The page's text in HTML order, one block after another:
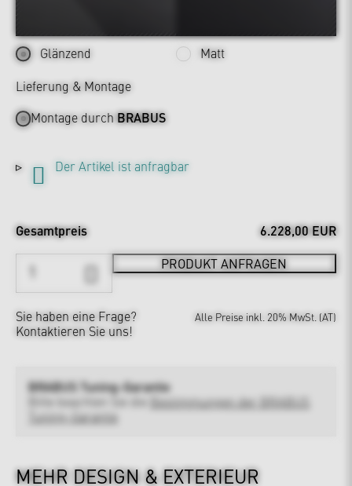
Glänzend
Matt
Lieferung & Montage
Montage durchBRABUS
Der Artikel ist anfragbar
Gesamtpreis 6.228,00 EUR
PRODUKT ANFRAGEN
Sie haben eine Frage?
Kontaktieren Sie uns!
Alle Preise inkl. 20% MwSt. (AT)
BRABUS Tuning-Garantie
Bitte beachten Sie die
Bestimmungen der BRABUS
Tuning-Garantie
MEHR DESIGN & EXTERIEUR